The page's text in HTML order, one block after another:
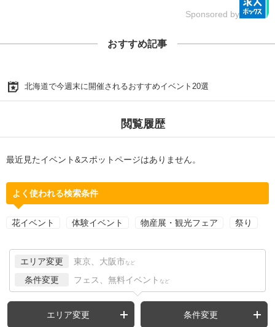
Sponsored by
おすすめ記事
北海道で今週末に開催されるおすすめイベント20選
閲覧履歴
最近見たイベント&スポットページはありません。
よく使われる検索条件
花イベント 体験イベント 物産展・観光フェア 祭り
エリア変更 東京、大阪市 など
条件変更 フェス、無料イベント など
エリア変更 条件変更